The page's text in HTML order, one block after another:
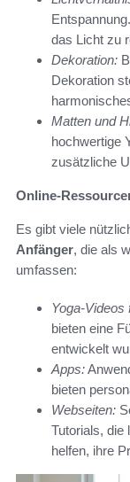
das Licht zu
Dekoration:
Dekoration
Matten und
hochwertige
zusätzliche
Online-
Es gibt viele
Anfänger, die als
umfassen:
Yoga-Videos
bieten eine
entwickelt
Apps:
bieten
Webseiten:
Tutorials, die
helfen, ihre